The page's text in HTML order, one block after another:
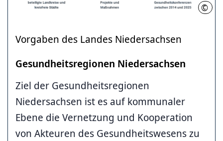
© LVG
Vorgaben des Landes Niedersachsen
Gesundheitsregionen Niedersachsen
Ziel der Gesundheitsregionen
Niedersachsen ist es auf kommunaler
Ebene die Vernetzung und Kooperation
von Akteuren des Gesundheitswesens zu